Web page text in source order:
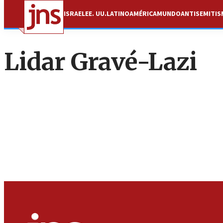
ISRAELEE. UU.LATINOAMÉRICAMUNDO
Lidar Gravé-Lazi